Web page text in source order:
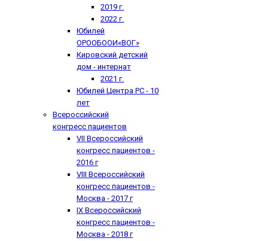
2019 г.
2022 г.
Юбилей
ОРООБООИ«ВОГ»
Кировский детский
дом - интернат
2021 г.
Юбилей Центра РС - 10
лет
Всероссийский
конгресс пациентов
VII Всероссийский
конгресс пациентов -
2016 г
VIII Всероссийский
конгресс пациентов -
Москва - 2017 г
IX Всероссийский
конгресс пациентов -
Москва - 2018 г